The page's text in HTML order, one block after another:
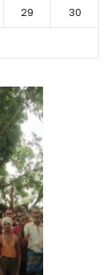
29
30